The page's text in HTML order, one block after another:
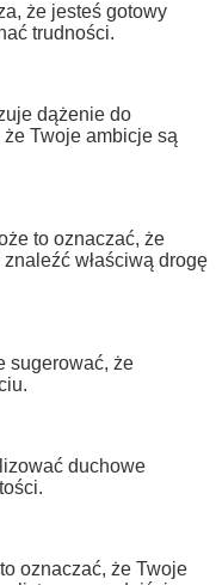
że jesteś gotowy
trudności.
dążenie do
Twoje ambicje są
to oznaczać, że
właściwą drogę
sugerować, że
duchowe
oznaczać, że Twoje